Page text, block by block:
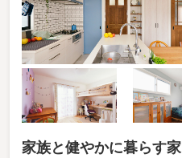
家族と健やかに暮らす家